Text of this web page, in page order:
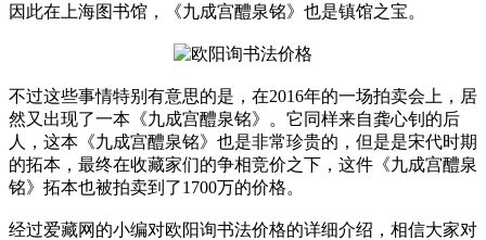
因此在上海图书馆，《九成宫醴泉铭》也是镇馆之宝。
不过这些事情特别有意思的是，在2016年的一场拍卖会上，居
然又出现了一本《九成宫醴泉铭》。它同样来自龚心钊的后
人，这本《九成宫醴泉铭》也是非常珍贵的，但是是宋代时期
的拓本，最终在收藏家们的争相竞价之下，这件《九成宫醴泉
铭》拓本也被拍卖到了1700万的价格。
经过爱藏网的小编对欧阳询书法价格的详细介绍，相信大家对